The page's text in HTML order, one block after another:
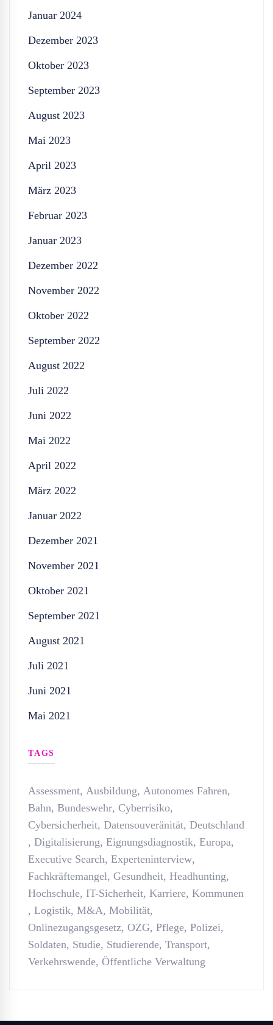
Januar 2024
Dezember 2023
Oktober 2023
September 2023
August 2023
Mai 2023
April 2023
März 2023
Februar 2023
Januar 2023
Dezember 2022
November 2022
Oktober 2022
September 2022
August 2022
Juli 2022
Juni 2022
Mai 2022
April 2022
März 2022
Januar 2022
Dezember 2021
November 2021
Oktober 2021
September 2021
August 2021
Juli 2021
Juni 2021
Mai 2021
TAGS
Assessment, Ausbildung, Autonomes Fahren,
Bahn, Bundeswehr, Cyberrisiko,
Cybersicherheit, Datensouveränität, Deutschland
, Digitalisierung, Eignungsdiagnostik, Europa,
Executive Search, Experteninterview,
Fachkräftemangel, Gesundheit, Headhunting,
Hochschule, IT-Sicherheit, Karriere, Kommunen
, Logistik, M&A, Mobilität,
Onlinezugangsgesetz, OZG, Pflege, Polizei,
Soldaten, Studie, Studierende, Transport,
Verkehrswende, Öffentliche Verwaltung